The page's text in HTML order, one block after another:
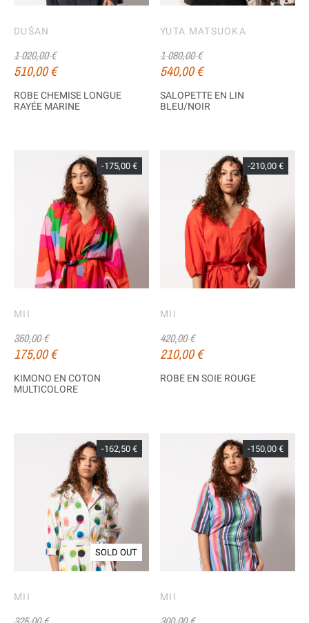
DUŠAN
1 020,00 €
510,00 €
ROBE CHEMISE LONGUE
RAYÉE MARINE
YUTA MATSUOKA
1 080,00 €
540,00 €
SALOPETTE EN LIN
BLEU/NOIR
-175,00 €
MII
350,00 €
175,00 €
KIMONO EN COTON
MULTICOLORE
-210,00 €
MII
420,00 €
210,00 €
ROBE EN SOIE ROUGE
-162,50 €
SOLD OUT
MII
-150,00 €
MII